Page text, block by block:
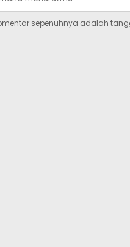
sepenuhnya adalah